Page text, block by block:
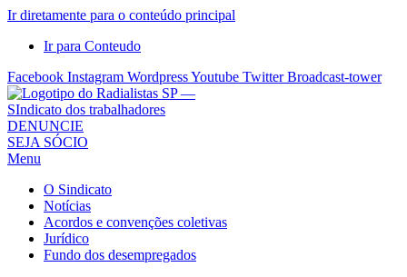
Ir diretamente para o conteúdo principal
Ir para Conteudo
Facebook Instagram WordpressYoutube Twitter Broadcast-tower
Sindicato
dos
Radialistas
São
Paulo
Sindicato
DENUNCIE
SEJA SÓCIO
Menu
O Sindicato
Notícias
Acordos e convenções coletivas
Jurídico
Fundo dos desempregados